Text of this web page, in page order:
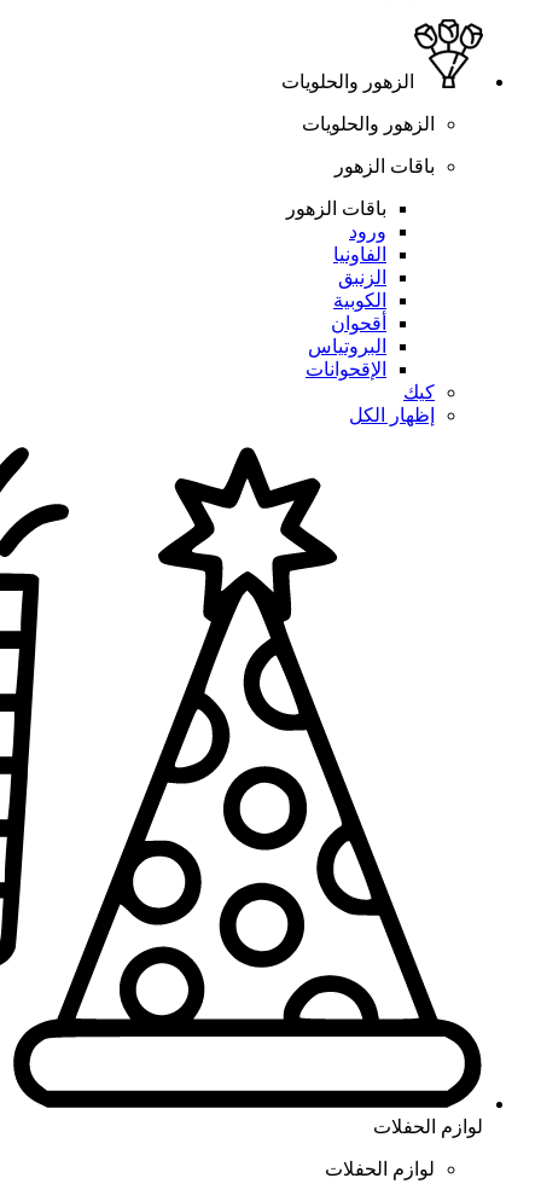
الزهور والحلويات
الزهور والحلويات
باقات الزهور
باقات الزهور
ورود
الفاونيا
الزنبق
الكوبية
أقحوان
البروتياس
الإقحوانات
كيك
إظهار الكل
لوازم الحفلات
لوازم الحفلات